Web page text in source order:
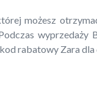
możesz
rabatowy Zara